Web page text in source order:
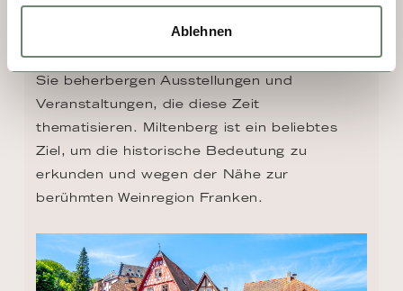
Ablehnen
nicht ohne dunkle Momente. In der frühen
Neuzeit fanden hier Hexenprozesse statt
und die zwei "Hexentürme" erinnern daran.
Sie beherbergen Ausstellungen und
Veranstaltungen, die diese Zeit
thematisieren. Miltenberg ist ein beliebtes
Ziel, um die historische Bedeutung zu
erkunden und wegen der Nähe zur
berühmten Weinregion Franken.